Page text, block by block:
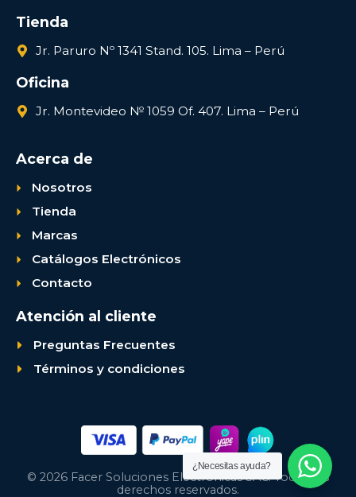
Tienda
Jr. Paruro Nº 1341 Stand. 105. Lima – Perú
Oficina
Jr. Montevideo № 1059 Of. 407. Lima – Perú
Acerca de
Nosotros
Tienda
Marcas
Catálogos Electrónicos
Contacto
Atención al cliente
Preguntas Frecuentes
Términos y condiciones
© 2026 Facer Soluciones Electrónicas SAC. Todos los
derechos reservados.
¿Necesitas ayuda?